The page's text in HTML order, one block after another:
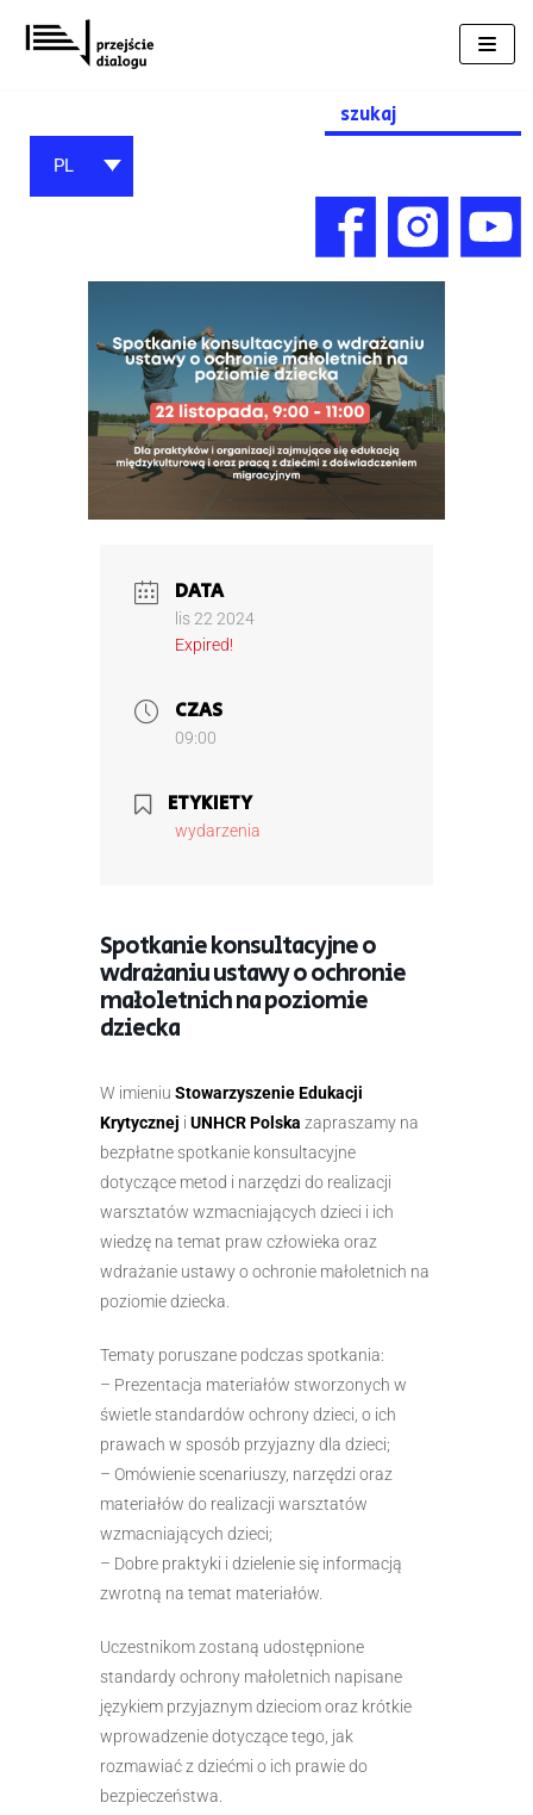
Przejdź
do
Search
for:
PL
DATA
lis 22 2024
Expired!
CZAS
09:00
ETYKIETY
wydarzenia
Spotkanie konsultacyjne o
wdrażaniu ustawy o ochronie
małoletnich na poziomie
dziecka
W imieniu Stowarzyszenie Edukacji
Krytycznej i UNHCR Polska zapraszamy na
bezpłatne spotkanie konsultacyjne
dotyczące metod i narzędzi do realizacji
warsztatów wzmacniających dzieci i ich
wiedzę na temat praw człowieka oraz
wdrażanie ustawy o ochronie małoletnich na
poziomie dziecka.
Tematy poruszane podczas spotkania:
– Prezentacja materiałów stworzonych w
świetle standardów ochrony dzieci, o ich
prawach w sposób przyjazny dla dzieci;
– Omówienie scenariuszy, narzędzi oraz
materiałów do realizacji warsztatów
wzmacniających dzieci;
– Dobre praktyki i dzielenie się informacją
zwrotną na temat materiałów.
Uczestnikom zostaną udostępnione
standardy ochrony małoletnich napisane
językiem przyjaznym dzieciom oraz krótkie
wprowadzenie dotyczące tego, jak
rozmawiać z dziećmi o ich prawie do
bezpieczeństwa.